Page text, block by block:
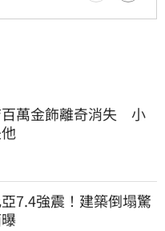
萬金飾離奇消失　小
7.4強震！建築倒塌驚